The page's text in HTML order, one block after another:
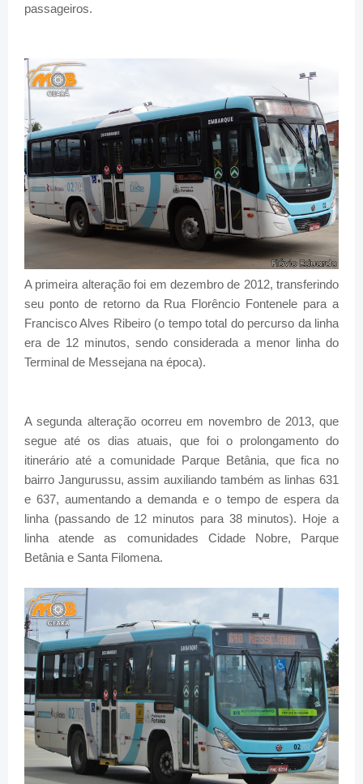
passageiros.
A primeira alteração foi em dezembro de 2012, transferindo
seu ponto de retorno da Rua Florêncio Fontenele para a
Francisco Alves Ribeiro (o tempo total do percurso da linha
era de 12 minutos, sendo considerada a menor linha do
Terminal de Messejana na época).
A segunda alteração ocorreu em novembro de 2013, que
segue até os dias atuais, que foi o prolongamento do
itinerário até a comunidade Parque Betânia, que fica no
bairro Jangurussu, assim auxiliando também as linhas 631
e 637, aumentando a demanda e o tempo de espera da
linha (passando de 12 minutos para 38 minutos). Hoje a
linha atende as comunidades Cidade Nobre, Parque
Betânia e Santa Filomena.